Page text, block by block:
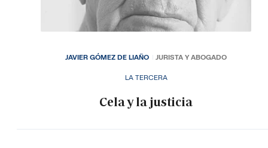
LA TERCERA
Cela y la justicia
JAVIER GÓMEZ DE LIAÑO JURISTA Y ABOGADO